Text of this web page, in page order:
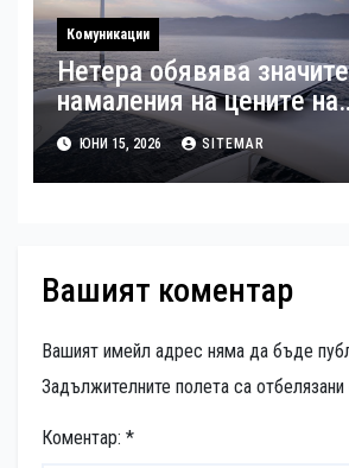
Комуникации
Нетера обявява
намаления на цените на
терминалите Starlink в
ЮНИ 15, 2026 SITEMAR
Вашият коментар
Вашият имейл адрес няма да бъде
Задължителните полета са отбелязани
Коментар: *